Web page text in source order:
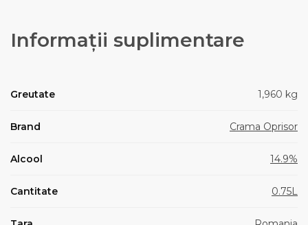
Informații suplimentare
Greutate 1,960 kg
Brand Crama Oprisor
Alcool 14.9%
Cantitate 0.75L